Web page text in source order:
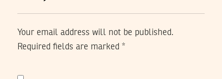
Your email address will not be published.
Required fields are marked *